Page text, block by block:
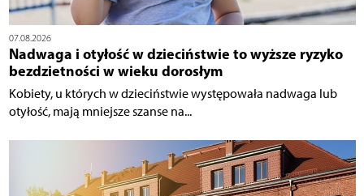
07.08.2026
Nadwaga i otyłość w dzieciństwie to wyższe ryzyko
bezdzietności w wieku dorosłym
Kobiety, u których w dzieciństwie występowała nadwaga lub
otyłość, mają mniejsze szanse na...